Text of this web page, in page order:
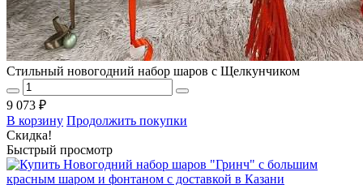
Стильный новогодний набор шаров с Щелкунчиком
9 073 ₽
В корзину Продолжить покупки
Скидка!
Быстрый просмотр